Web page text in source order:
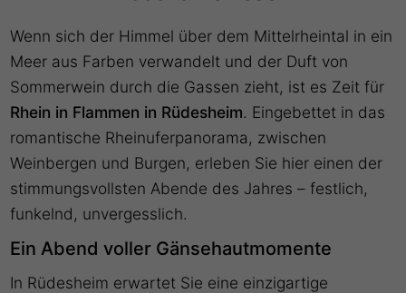
Wenn sich der Himmel über dem Mittelrheintal in ein
Meer aus Farben verwandelt und der Duft von
Sommerwein durch die Gassen zieht, ist es Zeit für
Rhein in Flammen in Rüdesheim. Eingebettet in das
romantische Rheinuferpanorama, zwischen
Weinbergen und Burgen, erleben Sie hier einen der
stimmungsvollsten Abende des Jahres – festlich,
funkelnd, unvergesslich.
Ein Abend voller Gänsehautmomente
In Rüdesheim erwartet Sie eine einzigartige